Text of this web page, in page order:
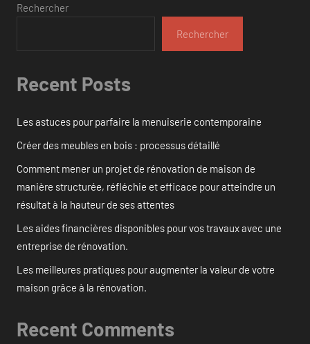
Rechercher
Rechercher
Recent Posts
Les astuces pour parfaire la menuiserie contemporaine
Créer des meubles en bois : processus détaillé
Comment mener un projet de rénovation de maison de
manière structurée, réfléchie et efficace pour atteindre un
résultat à la hauteur de ses attentes
Les aides financières disponibles pour vos travaux avec une
entreprise de rénovation.
Les meilleures pratiques pour augmenter la valeur de votre
maison grâce à la rénovation.
Recent Comments